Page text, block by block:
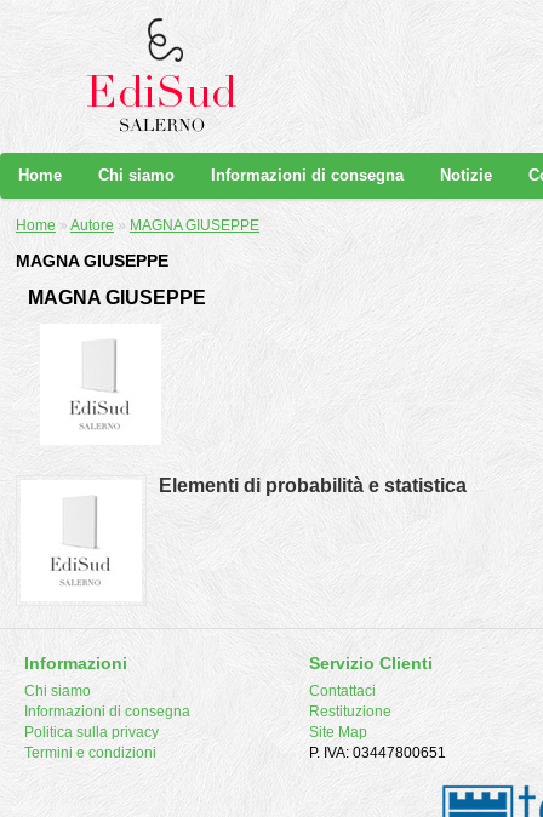
Home Chi siamo Informazioni di consegna Notizie
Home » Autore » MAGNA GIUSEPPE
MAGNA GIUSEPPE
MAGNA GIUSEPPE
Elementi di probabilità e statistica
Informazioni
Chi siamo
Informazioni di consegna
Politica sulla privacy
Termini e condizioni
Servizio Clienti
Contattaci
Restituzione
Site Map
P. IVA: 03447800651